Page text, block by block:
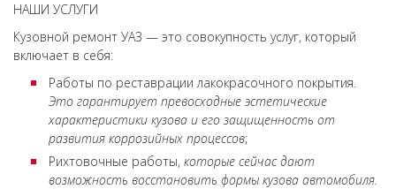
НАШИ УСЛУГИ
Кузовной ремонт УАЗ — это совокупность услуг, который
включает в себя:
Работы по реставрации лакокрасочного покрытия.
Это гарантирует превосходные эстетические
характеристики кузова и его защищенность от
развития коррозийных процессов;
Рихтовочные работы, которые сейчас дают
возможность восстановить формы кузова автомобиля.